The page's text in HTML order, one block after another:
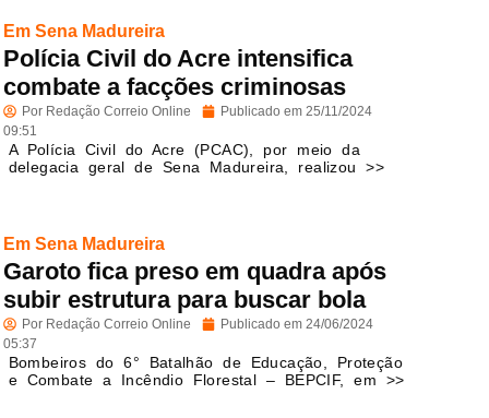
Em Sena Madureira
Polícia Civil do Acre intensifica
combate a facções criminosas
Por Redação Correio Online Publicado em 25/11/2024
09:51
A Polícia Civil do Acre (PCAC), por meio da
delegacia geral de Sena Madureira, realizou >>
Em Sena Madureira
Garoto fica preso em quadra após
subir estrutura para buscar bola
Por Redação Correio Online Publicado em 24/06/2024
05:37
Bombeiros do 6° Batalhão de Educação, Proteção
e Combate a Incêndio Florestal – BEPCIF, em >>